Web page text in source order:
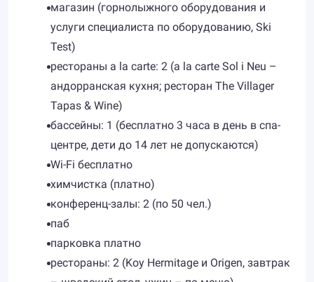
магазин (горнолыжного оборудования и
услуги специалиста по оборудованию, Ski
Test)
рестораны a la carte: 2 (a la carte Sol i Neu –
андорранская кухня; ресторан The Villager
Tapas & Wine)
бассейны: 1 (бесплатно 3 часа в день в спа-
центре, дети до 14 лет не допускаются)
Wi-Fi бесплатно
химчистка (платно)
конференц-залы: 2 (по 50 чел.)
паб
парковка платно
рестораны: 2 (Koy Hermitage и Origen, завтрак